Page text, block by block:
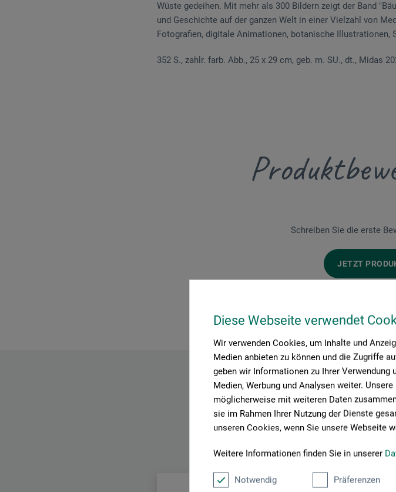
Diese Webseite verwendet
Wir verwenden Cookies, um Inhalte und
Medien anbieten zu können und die Zugriffe
geben wir Informationen zu Ihrer
Medien, Werbung und Analysen weiter.
möglicherweise mit weiteren Daten
sie im Rahmen Ihrer Nutzung der Dienste
unseren Cookies, wenn Sie unsere Webseite
Weitere Informationen finden Sie in unserer
Notwendig Präferenzen
Wüste gedeihen. Mit mehr als 300 Bildern zeigt der Band
und Geschichte auf der ganzen Welt in einer Vielzahl von
Fotografien, digitale Animationen, botanische Illustrationen,
352 S., zahlr. farb. Abb., 25 x 29 cm, geb. m. SU., dt., Midas
Schreiben Sie die erste
JETZT
Hier finden Sie die Kontaktdaten